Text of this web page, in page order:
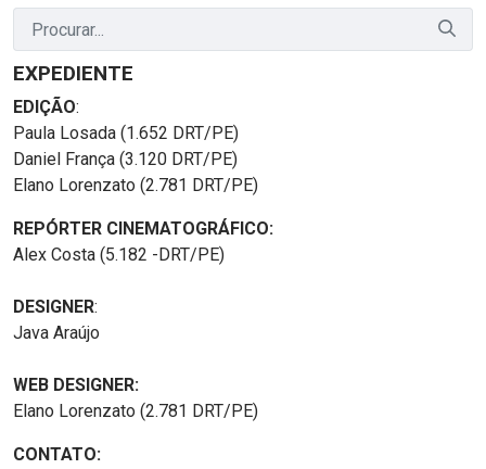
EXPEDIENTE
EDIÇÃO:
Paula Losada (1.652 DRT/PE)
Daniel França (3.120 DRT/PE)
Elano Lorenzato (2.781 DRT/PE)
REPÓRTER CINEMATOGRÁFICO:
Alex Costa (5.182 -DRT/PE)
DESIGNER:
Java Araújo
WEB DESIGNER:
Elano Lorenzato (2.781 DRT/PE)
CONTATO: